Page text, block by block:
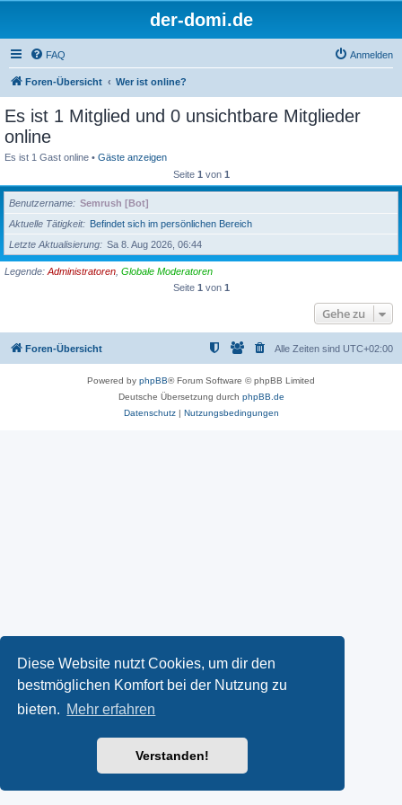
Diese Website nutzt Cookies, um dir den
bestmöglichen Komfort bei der Nutzung zu
bieten. Mehr erfahren
Verstanden!
der-domi.de
FAQ Anmelden
Foren-Übersicht Wer ist online?
Es ist 1 Mitglied und 0 unsichtbare Mitglieder
online
Es ist 1 Gast online • Gäste anzeigen
Seite 1 von 1
Benutzername
Semrush [Bot]
Aktuelle Tätigkeit
Befindet sich im persönlichen Bereich
Letzte Aktualisierung
Sa 8. Aug 2026, 06:44
Legende: Administratoren Globale Moderatoren
Seite 1 von 1
Gehe zu
Foren-Übersicht Alle Zeiten sind UTC+02:00
Powered by phpBB® Forum Software © phpBB Limited
Deutsche Übersetzung durch phpBB.de
Datenschutz| Nutzungsbedingungen